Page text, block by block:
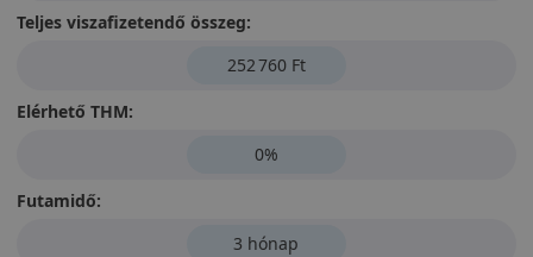
Teljes viszafizetendő összeg:
252 760 Ft
Elérhető THM:
0%
Futamidő:
3 hónap